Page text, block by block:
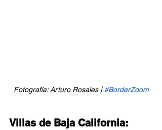
Fotografía: Arturo Rosales | #BorderZoom
Villas de Baja California: